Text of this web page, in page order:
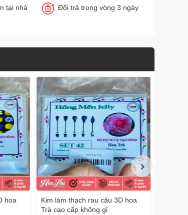
tại nhà Đổi trả trong vòng 3 ngày
hoa
Kim làm thạch rau câu 3D hoa
Trà cao cấp không gỉ